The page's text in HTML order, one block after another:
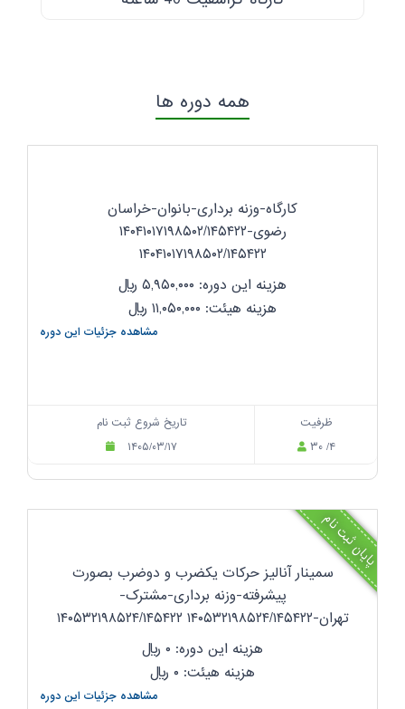
همه دوره ها
کارگاه-وزنه برداری-بانوان-خراسان
رضوی-۱۴۰۴۱۰۱۷۱۹۸۵۰۲/۱۴۵۴۲۲
۱۴۰۴۱۰۱۷۱۹۸۵۰۲/۱۴۵۴۲۲
هزینه این دوره: ۵,۹۵۰,۰۰۰
ریال
هزینه هیئت: ۱۱,۰۵۰,۰۰۰
ریال
مشاهده جزئیات این دوره
تاریخ شروع ثبت نام
۱۴۰۵/۰۳/۱۷
ظرفیت
۳۰ /۴
پایان ثبت نام
سمینار آنالیز حرکات یکضرب و دوضرب بصورت
پیشرفته-وزنه برداری-مشترک-
تهران-۱۴۰۵۳۲۱۹۸۵۲۴/۱۴۵۴۲۲ ۱۴۰۵۳۲۱۹۸۵۲۴/۱۴۵۴۲۲
هزینه این دوره: ۰
ریال
هزینه هیئت: ۰
ریال
مشاهده جزئیات این دوره